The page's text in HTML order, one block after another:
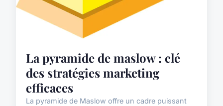
La pyramide de maslow : clé
des stratégies marketing
efficaces
La pyramide de Maslow offre un cadre puissant